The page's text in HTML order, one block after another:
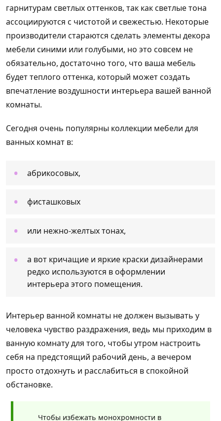
гарнитурам светлых оттенков, так как светлые тона
ассоциируются с чистотой и свежестью. Некоторые
производители стараются сделать элементы декора
мебели синими или голубыми, но это совсем не
обязательно, достаточно того, что ваша мебель
будет теплого оттенка, который может создать
впечатление воздушности интерьера вашей ванной
комнаты.
Сегодня очень популярны коллекции мебели для
ванных комнат в:
абрикосовых,
фисташковых
или нежно-желтых тонах,
а вот кричащие и яркие краски дизайнерами
редко используются в оформлении
интерьера этого помещения.
Интерьер ванной комнаты не должен вызывать у
человека чувство раздражения, ведь мы приходим в
ванную комнату для того, чтобы утром настроить
себя на предстоящий рабочий день, а вечером
просто отдохнуть и расслабиться в спокойной
обстановке.
Чтобы избежать монохромности в